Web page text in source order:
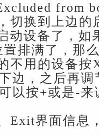
from
切换到上边的
动设备了，如
排满了，那
不用的设备按
边，之后再
以按+或是-来
Exit界面信息